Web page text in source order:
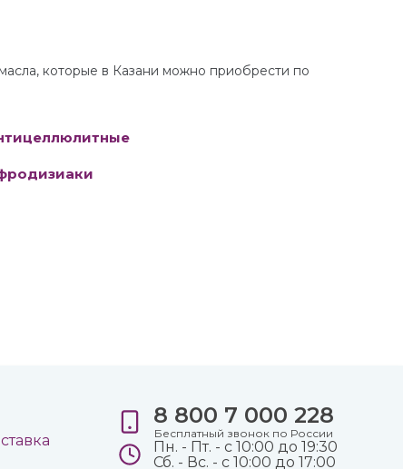
которые в Казани можно приобрести по
8 800 7 000 228
Бесплатный звонок по России
Пн. - Пт. - с 10:00 до 19:30
Сб. - Вс. - с 10:00 до 17:00